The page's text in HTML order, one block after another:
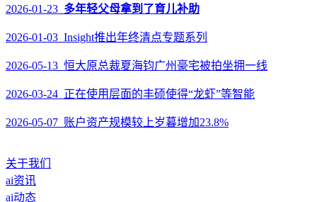
2026-01-23 多年轻父母拿到了育儿补助
2026-01-03 Insight推出年终清点专题系列
2026-05-13 恒大原总裁夏海钧广州豪宅被拍坐拥一线
2026-03-24 正在使用层面的丰硕使得“龙虾”等智能
2026-05-07 账户资产规模较上岁暮增加23.8%
关于我们
ai资讯
ai动态